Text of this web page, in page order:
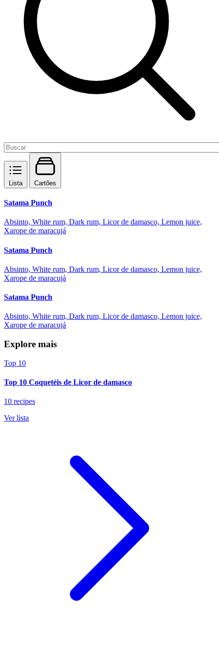
Lista Cartões
Satama Punch
Absinto, White rum, Dark rum, Licor de damasco, Lemon juice,
Xarope de maracujá
Satama Punch
Absinto, White rum, Dark rum, Licor de damasco, Lemon juice,
Xarope de maracujá
Satama Punch
Absinto, White rum, Dark rum, Licor de damasco, Lemon juice,
Xarope de maracujá
Explore mais
Top 10
Top 10 Coquetéis de Licor de damasco
10 recipes
Ver lista